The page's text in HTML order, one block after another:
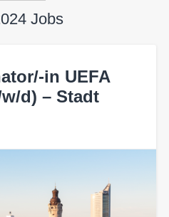
Jobs
in UEFA
d) – Stadt